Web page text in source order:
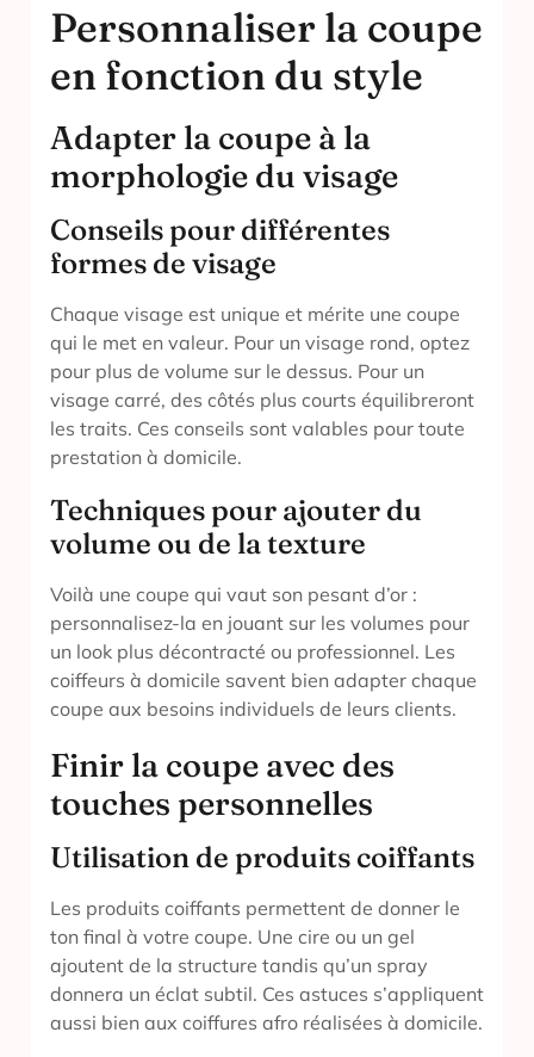
Personnaliser la coupe
en fonction du style
Adapter la coupe à la
morphologie du visage
Conseils pour différentes
formes de visage
Chaque visage est unique et mérite une coupe
qui le met en valeur. Pour un visage rond, optez
pour plus de volume sur le dessus. Pour un
visage carré, des côtés plus courts équilibreront
les traits. Ces conseils sont valables pour toute
prestation à domicile.
Techniques pour ajouter du
volume ou de la texture
Voilà une coupe qui vaut son pesant d’or :
personnalisez-la en jouant sur les volumes pour
un look plus décontracté ou professionnel. Les
coiffeurs à domicile savent bien adapter chaque
coupe aux besoins individuels de leurs clients.
Finir la coupe avec des
touches personnelles
Utilisation de produits coiffants
Les produits coiffants permettent de donner le
ton final à votre coupe. Une cire ou un gel
ajoutent de la structure tandis qu’un spray
donnera un éclat subtil. Ces astuces s’appliquent
aussi bien aux coiffures afro réalisées à domicile.